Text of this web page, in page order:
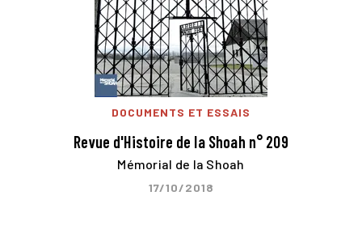
DOCUMENTS ET ESSAIS
Revue d'Histoire de la Shoah n° 209
Mémorial de la Shoah
17/10/2018